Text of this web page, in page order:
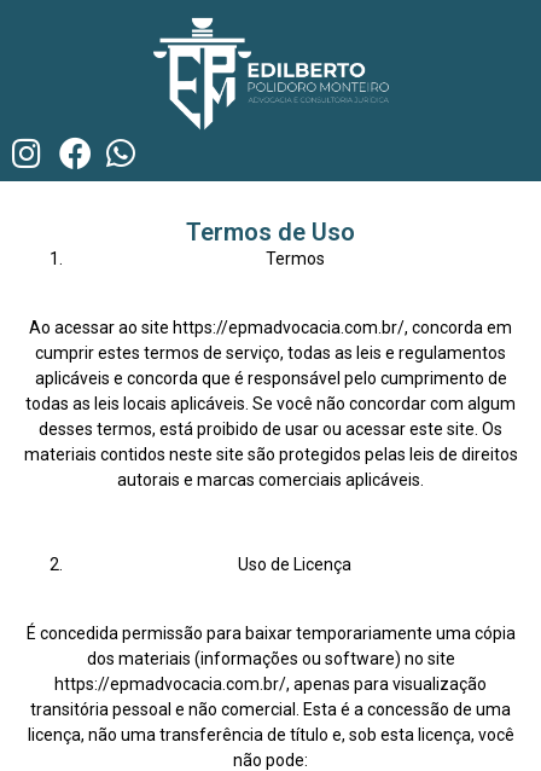
Termos de Uso
Termos
Ao acessar ao site https://epmadvocacia.com.br/, concorda em
cumprir estes termos de serviço, todas as leis e regulamentos
aplicáveis e concorda que é responsável pelo cumprimento de
todas as leis locais aplicáveis. Se você não concordar com algum
desses termos, está proibido de usar ou acessar este site. Os
materiais contidos neste site são protegidos pelas leis de direitos
autorais e marcas comerciais aplicáveis.
Uso de Licença
É concedida permissão para baixar temporariamente uma cópia
dos materiais (informações ou software) no site
https://epmadvocacia.com.br/, apenas para visualização
transitória pessoal e não comercial. Esta é a concessão de uma
licença, não uma transferência de título e, sob esta licença, você
não pode: